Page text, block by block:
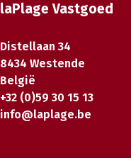
laPlage Vastgoed
Distellaan 34
8434 Westende
België
+32 (0)59 30 15 13
info@laplage.be